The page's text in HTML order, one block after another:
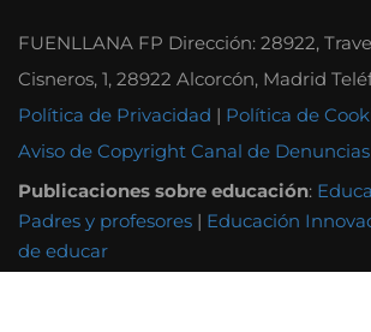
FUENLLANA FP Dirección: 28922,
Cisneros, 1, 28922 Alcorcón, Madrid
Política de Privacidad | Política de
Aviso de Copyright Canal de Denuncias
Publicaciones sobre educación:
Padres y profesores | Educación
de educar